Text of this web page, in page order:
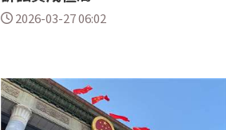
2026-03-27 06:02